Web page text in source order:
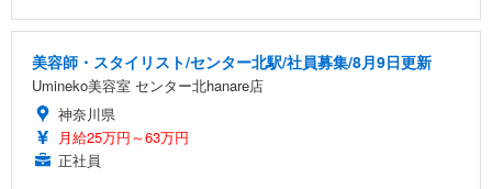
美容師・スタイリスト/センター北駅/社員募集/8月9日更新
Umineko美容室 センター北hanare店
神奈川県
月給25万円～63万円
正社員